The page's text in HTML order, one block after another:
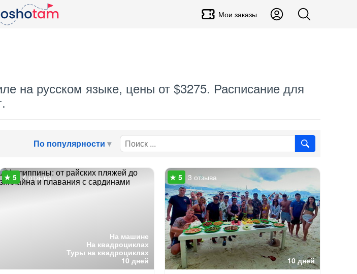
Мои заказы
на русском языке, цены от $3275. Расписание для
По популярности
На машине
На квадроциклах
Туры на квадроциклах
10 дней
4 отзыва
10 дней
3 отзыва